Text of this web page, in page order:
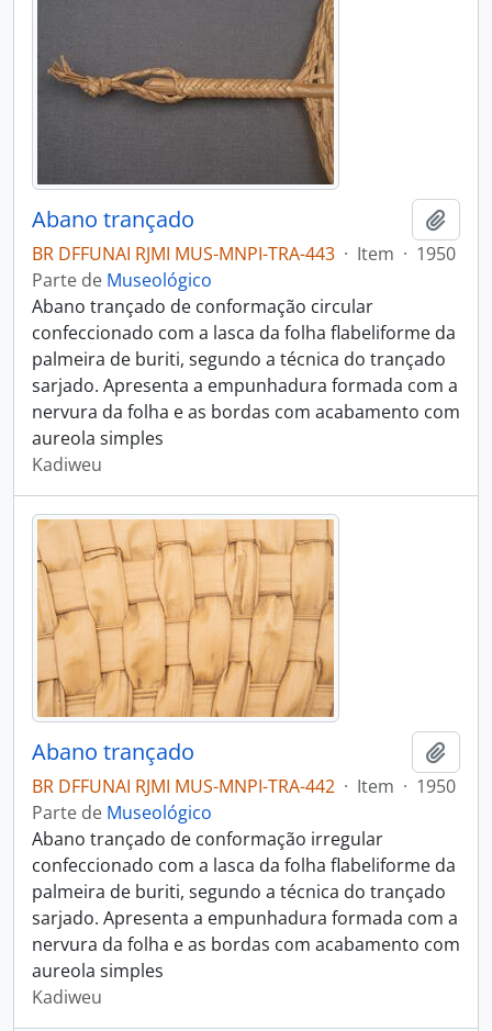
Abano trançado
BR DFFUNAI RJMI MUS-MNPI-TRA-443 · Item · 1950
Parte de Museológico
Abano trançado de conformação circular
confeccionado com a lasca da folha flabeliforme da
palmeira de buriti, segundo a técnica do trançado
sarjado. Apresenta a empunhadura formada com a
nervura da folha e as bordas com acabamento com
aureola simples
Kadiweu
Abano trançado
BR DFFUNAI RJMI MUS-MNPI-TRA-442 · Item · 1950
Parte de Museológico
Abano trançado de conformação irregular
confeccionado com a lasca da folha flabeliforme da
palmeira de buriti, segundo a técnica do trançado
sarjado. Apresenta a empunhadura formada com a
nervura da folha e as bordas com acabamento com
aureola simples
Kadiweu